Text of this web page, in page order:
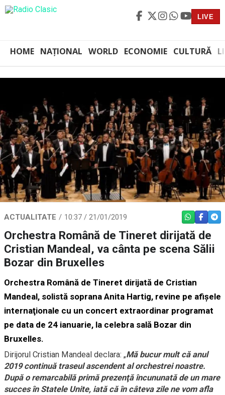
LIVE
HOME NAȚIONAL WORLD ECONOMIE CULTURĂ
ACTUALITATE 10:37 / 21/01/2019 WHATSAPP
Orchestra Română de Tineret dirijată de
Cristian Mandeal, va cânta pe scena Sălii
Bozar din Bruxelles
Orchestra Română de Tineret dirijată de Cristian
Mandeal, solistă soprana Anita Hartig, revine pe afişele
internaţionale cu un concert extraordinar programat
pe data de 24 ianuarie, la celebra sală Bozar din
Bruxelles.
Dirijorul Cristian Mandeal declara: „Mă bucur mult că anul
2019 continuă traseul ascendent al orchestrei noastre.
După o remarcabilă primă prezenţă încununată de un mare
succes în Statele Unite, iată că în câteva zile ne vom afla